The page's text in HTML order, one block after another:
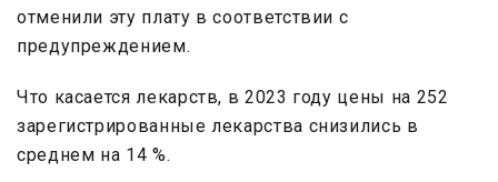
отменили эту плату в соответствии с
предупреждением.
Что касается лекарств, в 2023 году цены на 252
зарегистрированные лекарства снизились в
среднем на 14 %.